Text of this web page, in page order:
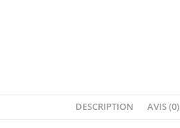
DESCRIPTION AVIS (0)